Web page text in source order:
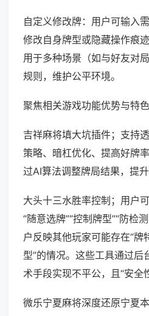
自定义修改牌：用户可输入
修改自身牌型或隐藏操作痕
用于多种场景（如与好友对
规则，维护公平环境。
聚焦相关游戏功能优势与特色
吉祥麻将填大坑插件；支持
策略、暗杠优化、提高好牌
过AI算法调整牌局结果，提升
大头十三水胜率控制；用户
“随意选牌”“控制牌型”“防检
户反映其他玩家可能存在“牌
型”的情况。这些工具通过后
术手段实现不平公，且“安全
微乐宁夏麻将深度还原宁夏